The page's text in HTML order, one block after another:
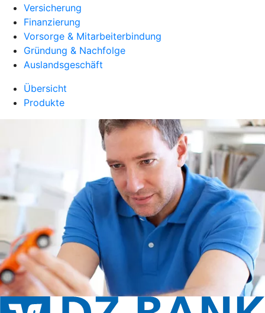
Versicherung
Finanzierung
Vorsorge & Mitarbeiterbindung
Gründung & Nachfolge
Auslandsgeschäft
Übersicht
Produkte